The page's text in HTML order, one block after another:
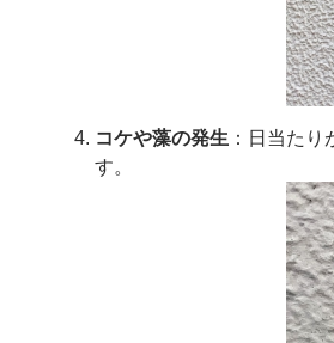
コケや藻の発生 ：日当た
す。